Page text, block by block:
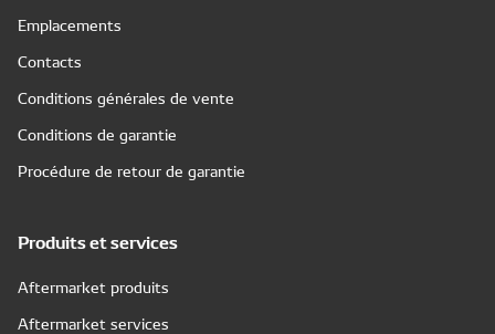
Emplacements
Contacts
Conditions générales de vente
Conditions de garantie
Procédure de retour de garantie
Produits et services
Aftermarket produits
Aftermarket services